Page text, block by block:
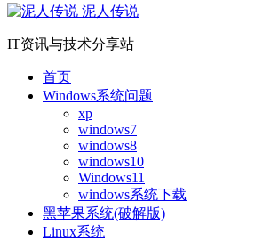
泥人传说
IT资讯与技术分享站
首页
Windows系统问题
xp
windows7
windows8
windows10
Windows11
windows系统下载
黑苹果系统(破解版)
Linux系统